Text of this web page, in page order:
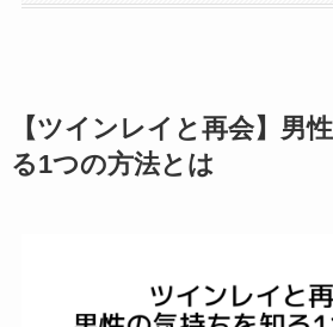
【ツインレイと再会】男
る1つの方法とは